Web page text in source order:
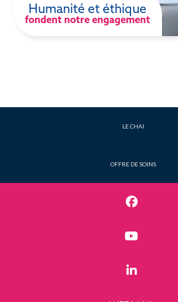
Humanité et éthique
fondent notre engagement
LE CHAI
OFFRE DE SOINS